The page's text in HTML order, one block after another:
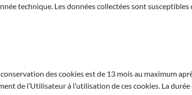
technique. Les données collectées sont susceptibles
des cookies est de 13 mois au maximum
de l’Utilisateur à l’utilisation de ces cookies. La durée